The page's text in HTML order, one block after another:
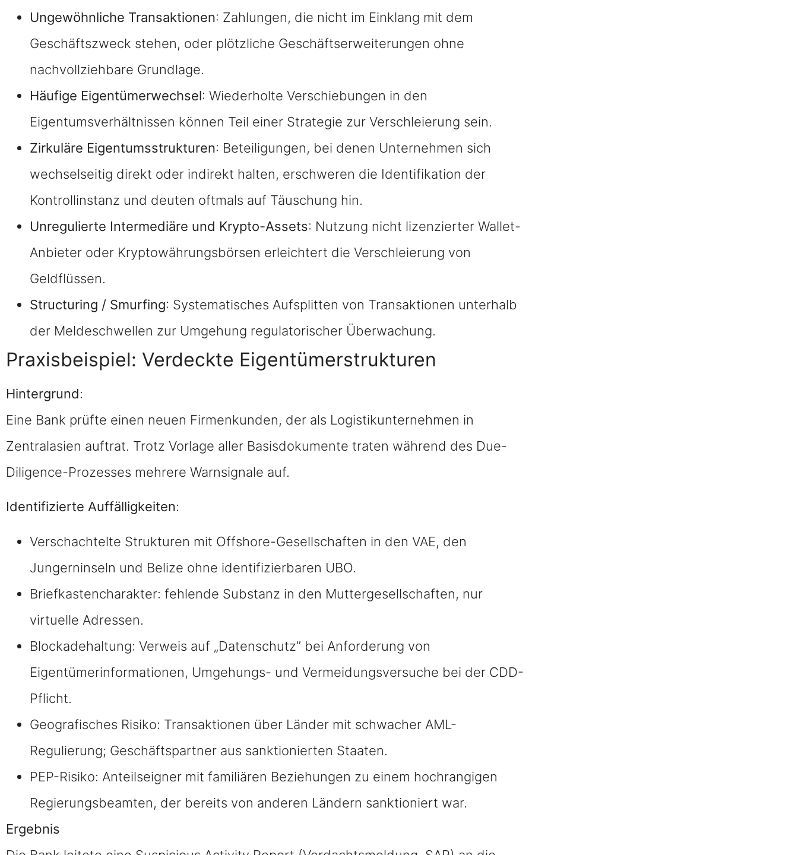
Ungewöhnliche Transaktionen: Zahlungen, die nicht im Einklang mit dem
Geschäftszweck stehen, oder plötzliche Geschäftserweiterungen ohne
nachvollziehbare Grundlage.
Häufige Eigentümerwechsel: Wiederholte Verschiebungen in den
Eigentumsverhältnissen können Teil einer Strategie zur Verschleierung sein.
Zirkuläre Eigentumsstrukturen: Beteiligungen, bei denen Unternehmen sich
wechselseitig direkt oder indirekt halten, erschweren die Identifikation der
Kontrollinstanz und deuten oftmals auf Täuschung hin.
Unregulierte Intermediäre und Krypto-Assets: Nutzung nicht lizenzierter Wallet-
Anbieter oder Kryptowährungsbörsen erleichtert die Verschleierung von
Geldflüssen.
Structuring / Smurfing: Systematisches Aufsplitten von Transaktionen unterhalb
der Meldeschwellen zur Umgehung regulatorischer Überwachung.
Praxisbeispiel: Verdeckte Eigentümerstrukturen
Hintergrund:
Eine Bank prüfte einen neuen Firmenkunden, der als Logistikunternehmen in
Zentralasien auftrat. Trotz Vorlage aller Basisdokumente traten während des Due-
Diligence-Prozesses mehrere Warnsignale auf.
Identifizierte Auffälligkeiten:
Verschachtelte Strukturen mit Offshore-Gesellschaften in den VAE, den
Jungerninseln und Belize ohne identifizierbaren UBO.
Briefkastencharakter: fehlende Substanz in den Muttergesellschaften, nur
virtuelle Adressen.
Blockadehaltung: Verweis auf „Datenschutz” bei Anforderung von
Eigentümerinformationen, Umgehungs- und Vermeidungsversuche bei der CDD-
Pflicht.
Geografisches Risiko: Transaktionen über Länder mit schwacher AML-
Regulierung; Geschäftspartner aus sanktionierten Staaten.
PEP-Risiko: Anteilseigner mit familiären Beziehungen zu einem hochrangigen
Regierungsbeamten, der bereits von anderen Ländern sanktioniert war.
Ergebnis